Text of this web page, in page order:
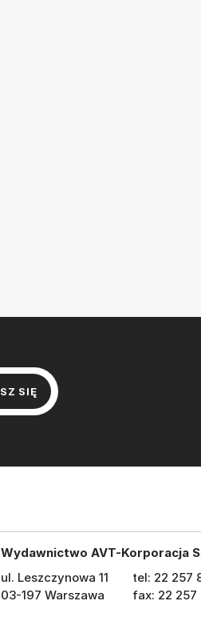
Wydawnictwo AVT-Korporacja
ul. Leszczynowa 11
03-197 Warszawa
tel: 22 257
fax: 22 257